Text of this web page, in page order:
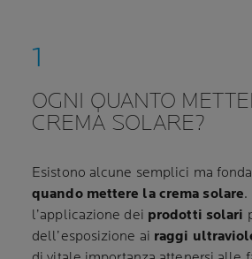
OGNI QUANTO
CREMA SOLARE?
Esistono alcune semplici ma
quando mettere la crema solare.
l’applicazione dei prodotti solari
dell’esposizione ai raggi